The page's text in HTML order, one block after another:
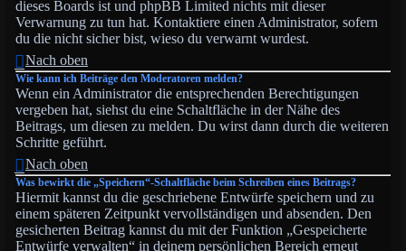
dieses Boards ist und phpBB Limited nichts mit dieser
Verwarnung zu tun hat. Kontaktiere einen Administrator, sofern
du die nicht sicher bist, wieso du verwarnt wurdest.
Nach oben
Wie kann ich Beiträge den Moderatoren melden?
Wenn ein Administrator die entsprechenden Berechtigungen
vergeben hat, siehst du eine Schaltfläche in der Nähe des
Beitrags, um diesen zu melden. Du wirst dann durch die weiteren
Schritte geführt.
Nach oben
Was bewirkt die „Speichern“-Schaltfläche beim Schreiben eines Beitrags?
Hiermit kannst du die geschriebene Entwürfe speichern und zu
einem späteren Zeitpunkt vervollständigen und absenden. Den
gesicherten Beitrag kannst du mit der Funktion „Gespeicherte
Entwürfe verwalten“ in deinem persönlichen Bereich erneut